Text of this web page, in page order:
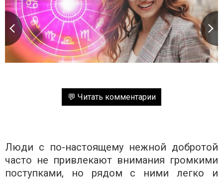
💬 Читать комментарии
Люди с по-настоящему нежной добротой
часто не привлекают внимания громкими
поступками, но рядом с ними легко и